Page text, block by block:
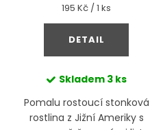
Měrná
cena:
195 Kč / 1 ks
DETAIL
Skladem 3 ks
Pomalu rostoucí stonková
rostlina z Jižní Ameriky s